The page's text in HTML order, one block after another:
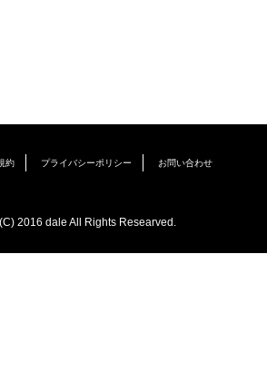
約 プライバシーポリシー お問い合わせ
2016 dale All Rights Researved.